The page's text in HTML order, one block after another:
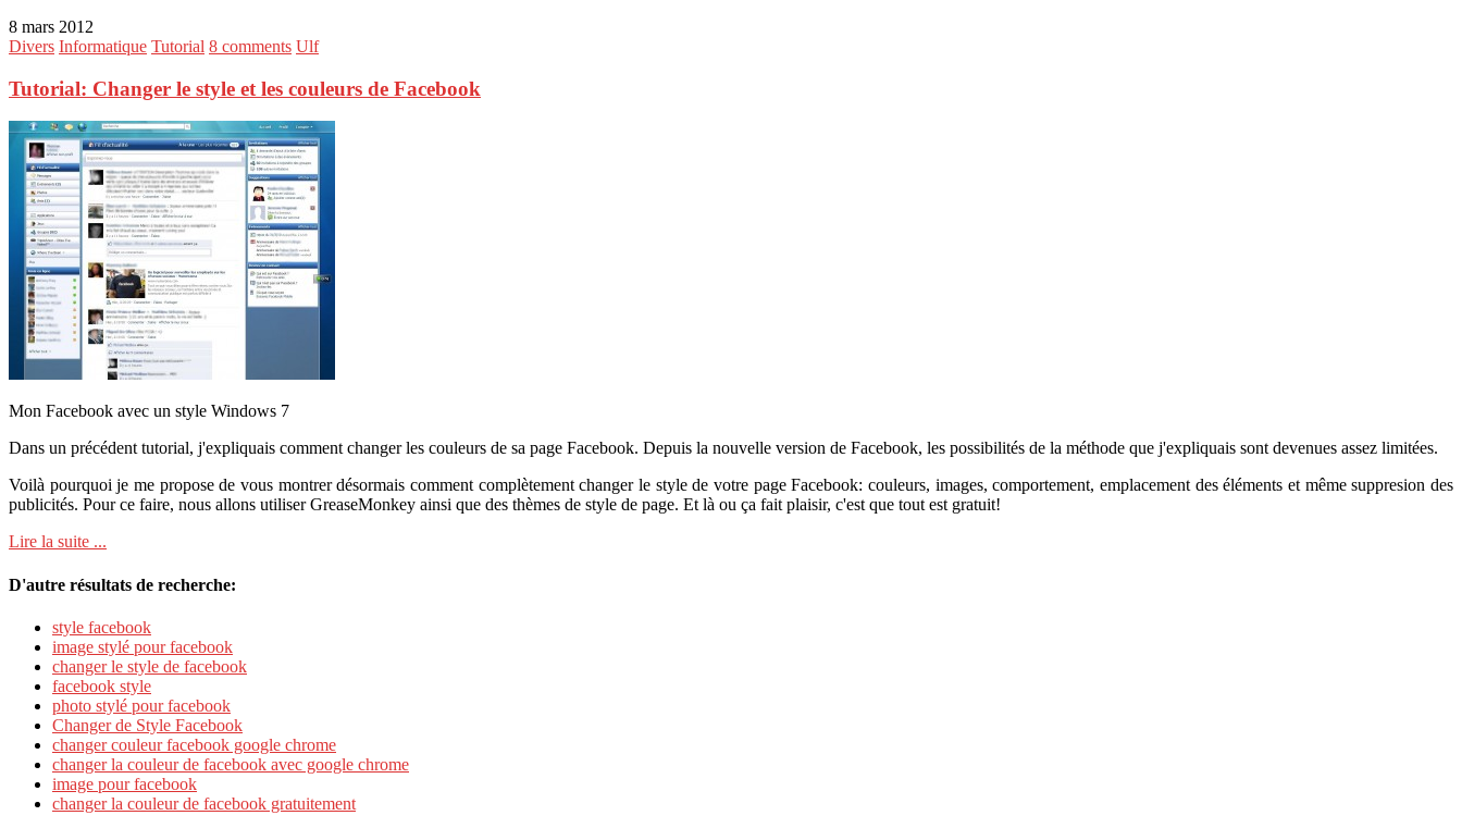
8 mars 2012
Divers Informatique Tutorial 8 comments Ulf
Tutorial: Changer le style et les couleurs de Facebook
Mon Facebook avec un style Windows 7
Dans un précédent tutorial, j'expliquais comment changer les couleurs de sa page Facebook. Depuis la nouvelle version de Facebook, les possibilités de la méthode que j'expliquais sont devenues assez limitées.
Voilà pourquoi je me propose de vous montrer désormais comment complètement changer le style de votre page Facebook: couleurs, images, comportement, emplacement des éléments et même suppresion des
publicités. Pour ce faire, nous allons utiliser GreaseMonkey ainsi que des thèmes de style de page. Et là ou ça fait plaisir, c'est que tout est gratuit!
Lire la suite ...
D'autre résultats de recherche:
style facebook
image stylé pour facebook
changer le style de facebook
facebook style
photo stylé pour facebook
Changer de Style Facebook
changer couleur facebook google chrome
changer la couleur de facebook avec google chrome
image pour facebook
changer la couleur de facebook gratuitement